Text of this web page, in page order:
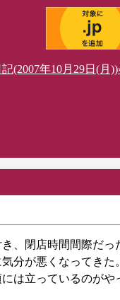
(2007年10月29日(月
、閉店時間間際だ
分が悪くなってき
は立っているのが